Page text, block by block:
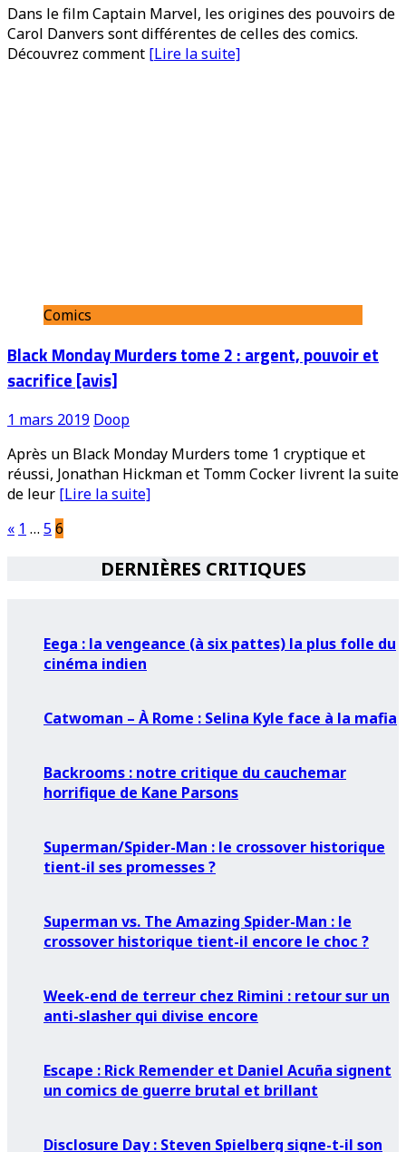
Dans le film Captain Marvel, les origines des pouvoirs de
Carol Danvers sont différentes de celles des comics.
Découvrez comment [Lire la suite]
Comics
Black Monday Murders tome 2 : argent, pouvoir et
sacrifice [avis]
1 mars 2019 Doop
Après un Black Monday Murders tome 1 cryptique et
réussi, Jonathan Hickman et Tomm Cocker livrent la suite
de leur [Lire la suite]
Pagination
« 1 … 56
DERNIÈRES CRITIQUES
Eega : la vengeance (à six pattes) la plus folle du
cinéma indien
Catwoman – À Rome : Selina Kyle face à la mafia
Backrooms : notre critique du cauchemar
horrifique de Kane Parsons
Superman/Spider-Man : le crossover historique
tient-il ses promesses ?
Superman vs. The Amazing Spider-Man : le
crossover historique tient-il encore le choc ?
Week-end de terreur chez Rimini : retour sur un
anti-slasher qui divise encore
Escape : Rick Remender et Daniel Acuña signent
un comics de guerre brutal et brillant
Disclosure Day : Steven Spielberg signe-t-il son